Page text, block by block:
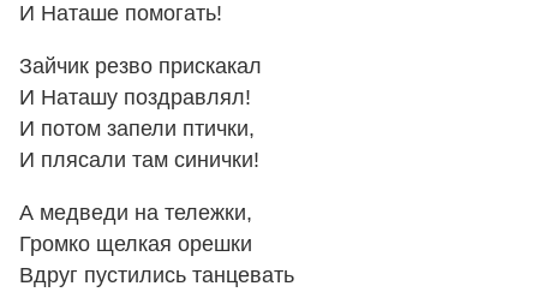
И Наташе помогать!
Зайчик резво прискакал
И Наташу поздравлял!
И потом запели птички,
И плясали там синички!
А медведи на тележки,
Громко щелкая орешки
Вдруг пустились танцевать